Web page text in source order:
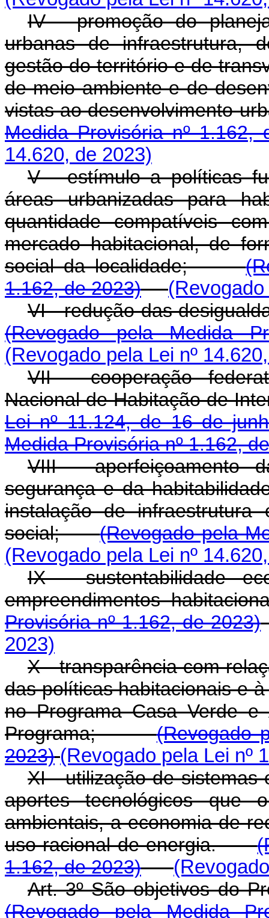
IV - promoção do
urbanas de infraestrutura,
gestão do território e de
de meio ambiente e de
vistas ao desenvolvimento
Medida Provisória nº 1.162,
14.620, de 2023)
V - estímulo a políticas
áreas urbanizadas para
quantidade compatíveis
mercado habitacional, de
social da localidade;
1.162, de 2023)
VI - redução das
(Revogado pela Medida
(Revogado pela Lei nº
VII - cooperação
Nacional de Habitação de
Lei nº 11.124, de 16 de
Medida Provisória nº 1.162,
VIII - aperfeiçoamento
segurança e da
instalação de infraestrutura
social;(Revogado pela
(Revogado pela Lei nº
IX - sustentabilidade
empreendimentos
Provisória nº 1.162, de 2023)
2023)
X - transparência com
das políticas habitacionais e
no Programa Casa Verde e
Programa;(Revogado
2023) (Revogado pela Lei nº
XI - utilização de sistemas
aportes tecnológicos que
ambientais, a economia de
uso racional de energia.
1.162, de 2023)
Art. 3º São objetivos do
(Revogado pela Medida